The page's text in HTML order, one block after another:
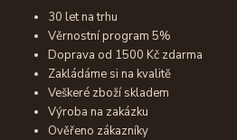
30 let na trhu
Věrnostní program 5%
Doprava od 1500 Kč zdarma
Zakládáme si na kvalitě
Veškeré zboží skladem
Výroba na zakázku
Ověřeno zákazníky